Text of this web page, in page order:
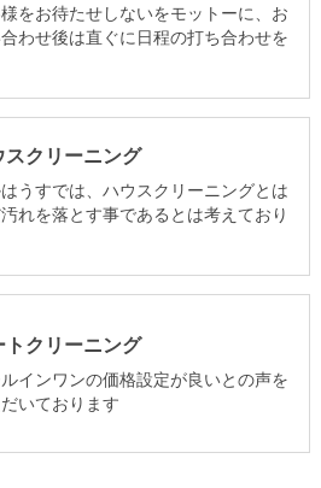
をお待たせしないをモットーに、お
わせ後は直ぐに日程の打ち合わせを
クリーニング
うすでは、ハウスクリーニングとは
れを落とす事であるとは考えており
トクリーニング
インワンの価格設定が良いとの声を
いております